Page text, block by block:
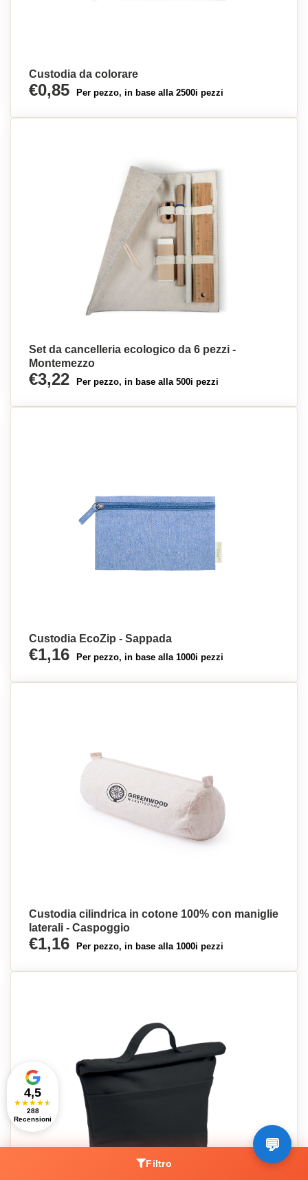
Custodia da colorare
€0,85 Per pezzo, in base alla 2500i pezzi
Set da cancelleria ecologico da 6 pezzi -
Montemezzo
€3,22 Per pezzo, in base alla 500i pezzi
Custodia EcoZip - Sappada
€1,16 Per pezzo, in base alla 1000i pezzi
Custodia cilindrica in cotone 100% con maniglie
laterali - Caspoggio
€1,16 Per pezzo, in base alla 1000i pezzi
Filtro
4,5
★★★★★
288
Recensioni